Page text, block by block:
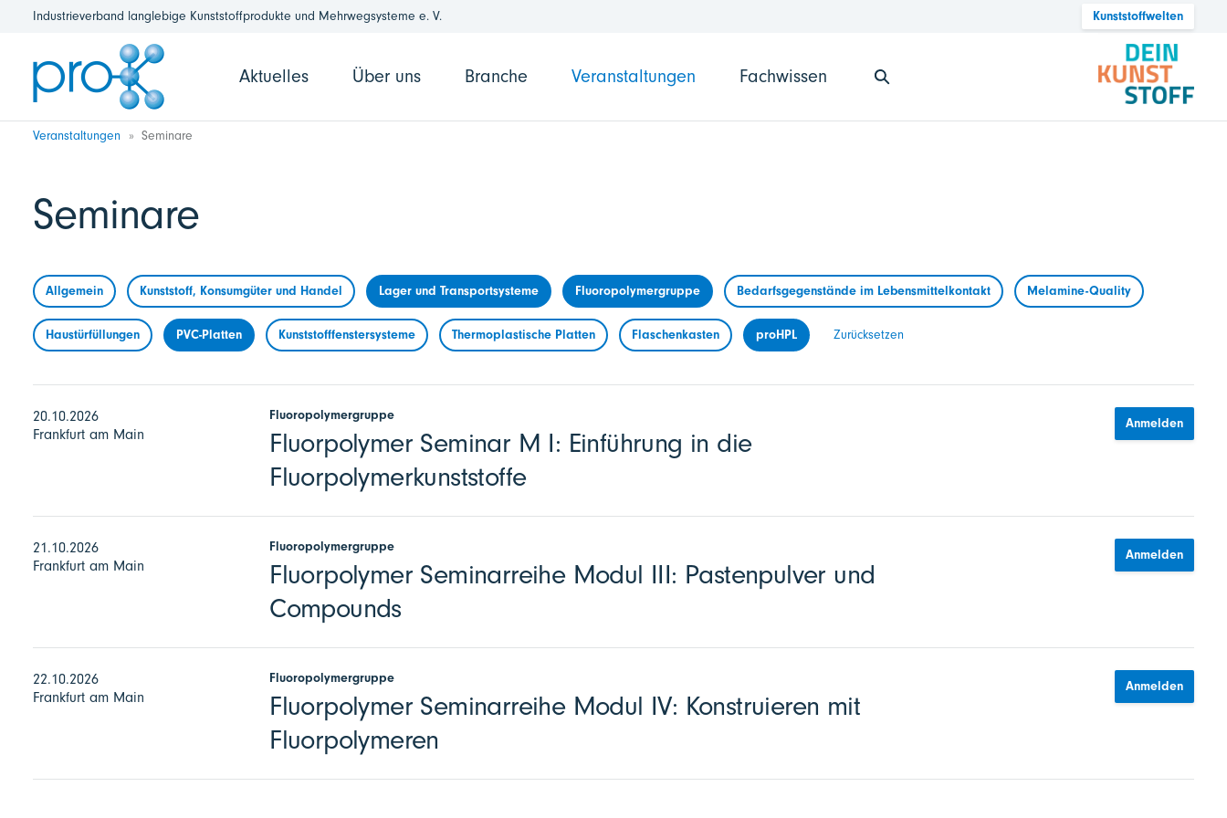
Industrieverband langlebige Kunststoffprodukte und Mehrwegsysteme e. V. Kunststoffwelten
Aktuelles Über uns Branche Veranstaltungen Fachwissen
Veranstaltungen Seminare
Seminare
Allgemein Kunststoff, Konsumgüter und Handel Lager und Transportsysteme Fluoropolymergruppe Bedarfsgegenstände im Lebensmittelkontakt Melamine-Quality
Haustürfüllungen PVC-Platten Kunststofffenstersysteme Thermoplastische Platten Flaschenkasten proHPL Zurücksetzen
20.10.2026
Frankfurt am Main
Fluoropolymergruppe
Fluorpolymer Seminar M I: Einführung in die
Fluorpolymerkunststoffe
Anmelden
21.10.2026
Frankfurt am Main
Fluoropolymergruppe
Fluorpolymer Seminarreihe Modul III: Pastenpulver und
Compounds
Anmelden
22.10.2026
Frankfurt am Main
Fluoropolymergruppe
Fluorpolymer Seminarreihe Modul IV: Konstruieren mit
Fluorpolymeren
Anmelden